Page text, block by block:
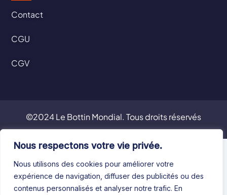
Nous respectons votre vie privée.
Nous utilisons des cookies pour améliorer votre
expérience de navigation, diffuser des publicités ou des
contenus personnalisés et analyser notre trafic. En
Contact
CGU
CGV
©2024 Le Bottin Mondial. Tous droits réservés